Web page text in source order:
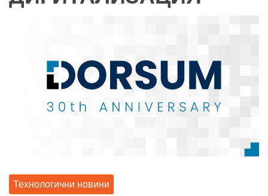
Технологични новини